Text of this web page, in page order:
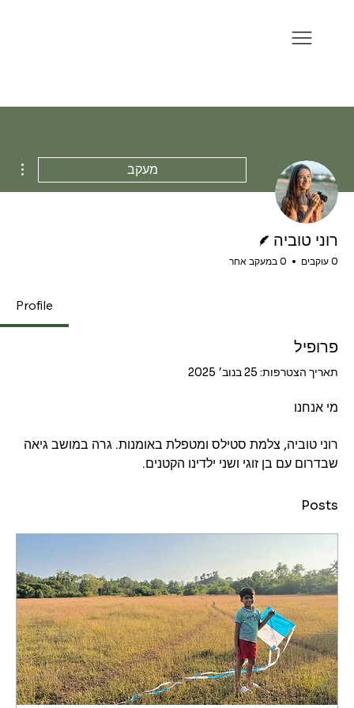
מעקב
רוני טוביה
0 עוקבים 0 במעקב אחר
Profile
פרופיל
תאריך הצטרפות: 25 בנוב׳ 2025
מי אנחנו
רוני טוביה, צלמת סטילס ומטפלת באומנות. גרה במושב גיאה
שבדרום עם בן זוגי ושני ילדינו הקטנים.
Posts